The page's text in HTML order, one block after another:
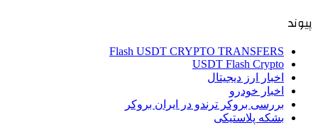
پیوند
Flash USDT CRYPTO TRANSFERS
USDT Flash Crypto
اخبار ارز دیجیتال
اخبار خودرو
بررسی بروکر ترندو در ایران بروکر
بشکه پلاستیکی